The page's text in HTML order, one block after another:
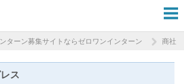
ターン募集サイトならゼロワンインターン 商社
ス